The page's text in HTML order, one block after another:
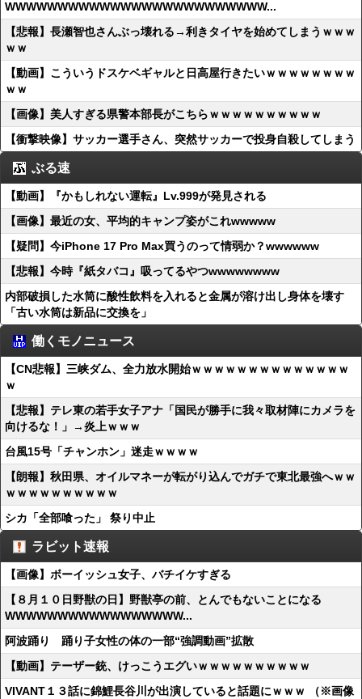
WWWWWWWWWWWWWWWWWWWWWWWWW...
【悲報】長瀬智也さんぶっ壊れる→利きタイヤを始めてしまうｗｗｗ
ｗｗ
【動画】こういうドスケベギャルと日高屋行きたいｗｗｗｗｗｗｗｗ
ｗｗ
【画像】美人すぎる県警本部長がこちらｗｗｗｗｗｗｗｗｗｗ
【衝撃映像】サッカー選手さん、突然サッカーで投身自殺してしまう
ぶる速
【動画】『かもしれない運転』Lv.999が発見される
【画像】最近の女、平均的キャンプ姿がこれwwwww
【疑問】今iPhone 17 Pro Max買うのって情弱か？wwwwww
【悲報】今時『紙タバコ』吸ってるやつwwwwwwww
内部破損した水筒に酸性飲料を入れると金属が溶け出し身体を壊す
「古い水筒は新品に交換を」
働くモノニュース
【CN悲報】三峡ダム、全力放水開始ｗｗｗｗｗｗｗｗｗｗｗｗｗｗ
ｗ
【悲報】テレ東の若手女子アナ「国民が勝手に我々取材陣にカメラを
向けるな！」→炎上ｗｗｗ
台風15号「チャンホン」迷走ｗｗｗｗ
【朗報】秋田県、オイルマネーが転がり込んでガチで東北最強へｗｗ
ｗｗｗｗｗｗｗｗｗｗ
シカ「全部喰った」 祭り中止
ラビット速報
【画像】ボーイッシュ女子、バチイケすぎる
【８月１０日野獣の日】野獣亭の前、とんでもないことになる
WWWWWWWWWWWWWWWWW...
阿波踊り 踊り子女性の体の一部“強調動画”拡散
【動画】テーザー銃、けっこうエグいｗｗｗｗｗｗｗｗｗｗ
VIVANT１３話に錦鯉長谷川が出演していると話題にｗｗｗ （※画像